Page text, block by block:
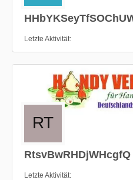
Letzte Aktivität
RtsvBwRHDjWHcgfQ
Letzte Aktivität